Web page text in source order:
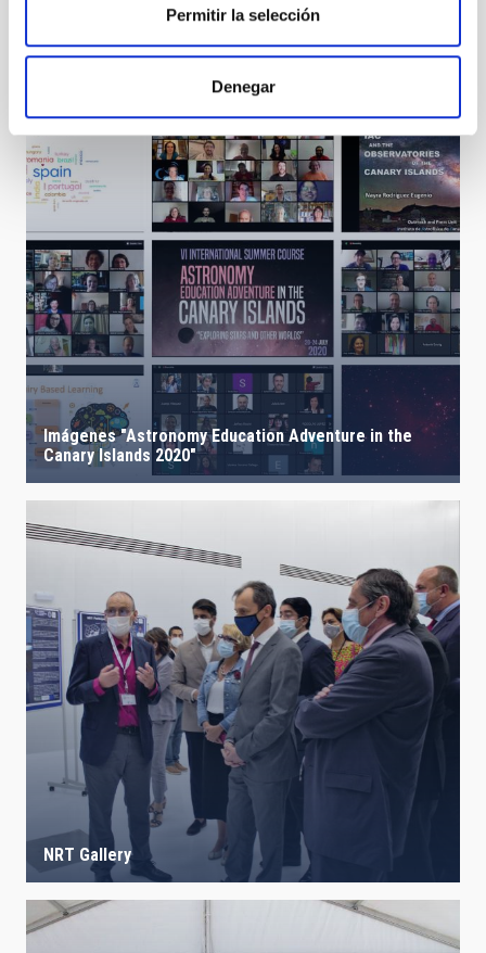
Permitir la selección
Denegar
Asistentes al acto de colocación de la placa y de
Cielo
Imágenes "Astronomy Education Adventure in the
Canary Islands 2020"
NRT Gallery